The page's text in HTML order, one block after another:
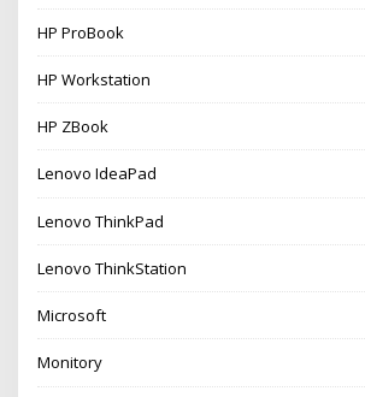
HP ProBook
HP Workstation
HP ZBook
Lenovo IdeaPad
Lenovo ThinkPad
Lenovo ThinkStation
Microsoft
Monitory